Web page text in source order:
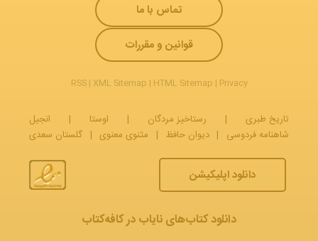
تماس با ما
قوانین و مقررات
RSS| XML Sitemap | HTML Sitemap | Privacy
تاریخ طبری | رستاخیز مردگان | اوستا |
انجیل
شاهنامه فردوسی | دیوان حافظ | مثنوی معنوی | گلستان سعدی
دانلود اپلیکیشن
دانلود کتاب‌های نایاب در کافه‌کتاب